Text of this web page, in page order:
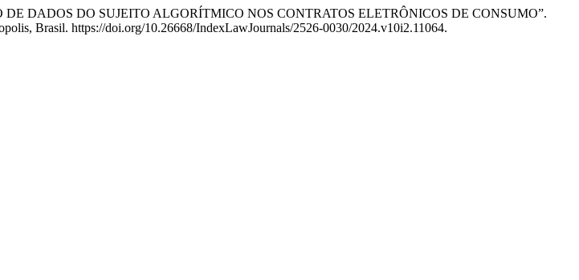
DE DADOS DO SUJEITO ALGORÍTMICO NOS CONTRATOS ELETRÔNICOS DE CONSUMO”.
Brasil. https://doi.org/10.26668/IndexLawJournals/2526-0030/2024.v10i2.11064.